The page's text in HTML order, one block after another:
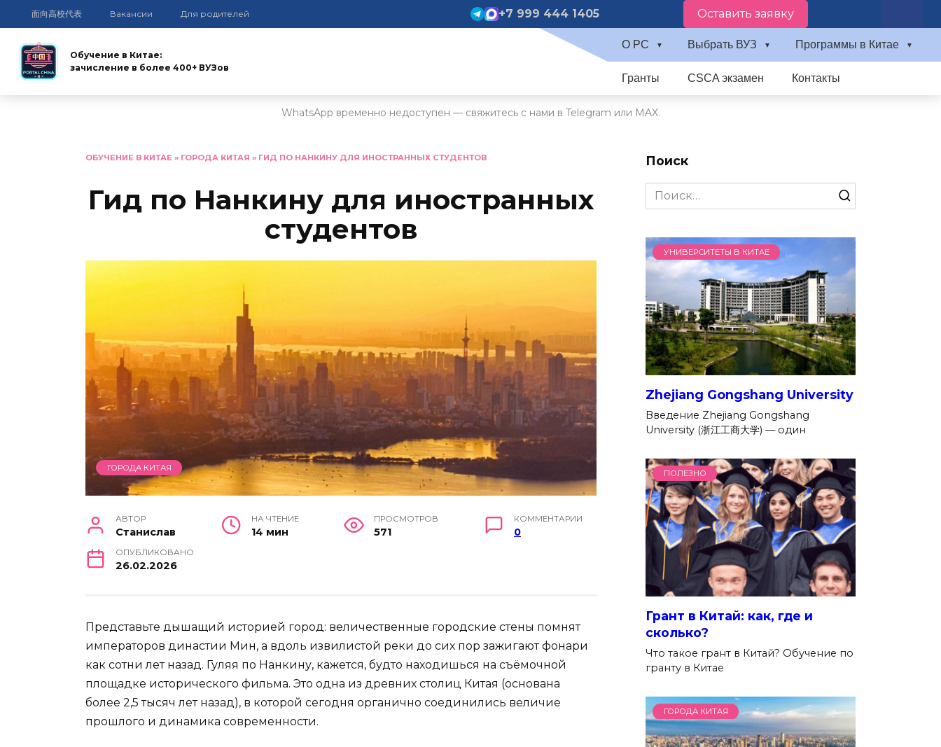
面向高校代表 Вакансии Для родителей +7 999 444 1405 Оставить заявку
Обучение в Китае:
зачисление в более 400+ ВУЗов
О PC Выбрать ВУЗ Программы в Китае
Гранты CSCA экзамен Контакты
WhatsApp временно недоступен — свяжитесь с нами в Telegram или MAX.
ОБУЧЕНИЕ В КИТАЕ » ГОРОДА КИТАЯ » ГИД ПО НАНКИНУ ДЛЯ ИНОСТРАННЫХ СТУДЕНТОВ
Гид по Нанкину для иностранных
студентов
ГОРОДА КИТАЯ
АВТОР
Станислав
НА ЧТЕНИЕ
14 мин
ПРОСМОТРОВ
571
КОММЕНТАРИИ
0
ОПУБЛИКОВАНО
26.02.2026
Представьте дышащий историей город: величественные городские стены помнят
императоров династии Мин, а вдоль извилистой реки до сих пор зажигают фонари
как сотни лет назад. Гуляя по Нанкину, кажется, будто находишься на съёмочной
площадке исторического фильма. Это одна из древних столиц Китая (основана
более 2,5 тысяч лет назад), в которой сегодня органично соединились величие
прошлого и динамика современности.
Поиск
Search
for:
УНИВЕРСИТЕТЫ В КИТАЕ
Zhejiang Gongshang University
Введение Zhejiang Gongshang
University (浙江工商大学) — один
ПОЛЕЗНО
Грант в Китай: как, где и
сколько?
Что такое грант в Китай? Обучение по
гранту в Китае
ГОРОДА КИТАЯ